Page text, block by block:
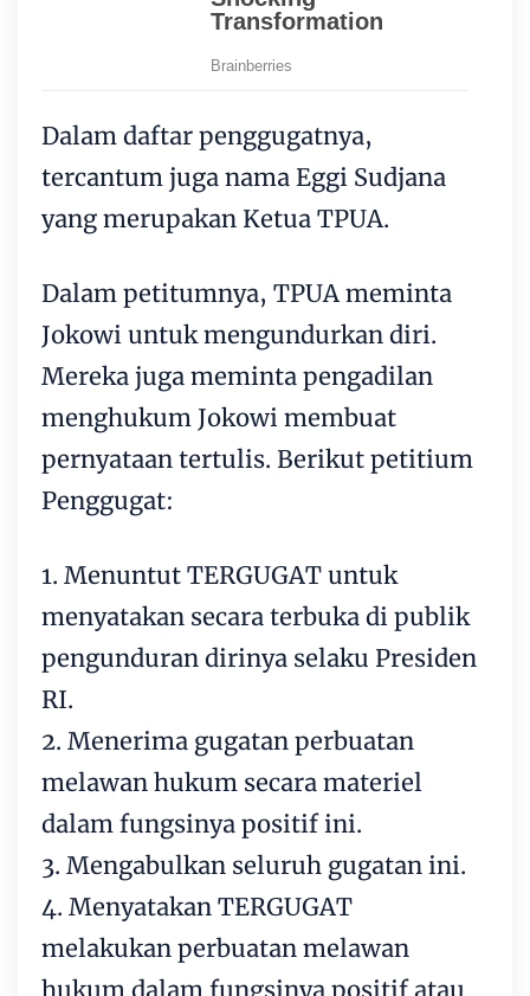
Dalam daftar penggugatnya,
tercantum juga nama Eggi Sudjana
yang merupakan Ketua TPUA.
Dalam petitumnya, TPUA meminta
Jokowi untuk mengundurkan diri.
Mereka juga meminta pengadilan
menghukum Jokowi membuat
pernyataan tertulis. Berikut petitium
Penggugat:
1. Menuntut TERGUGAT untuk
menyatakan secara terbuka di publik
pengunduran dirinya selaku Presiden
RI.
2. Menerima gugatan perbuatan
melawan hukum secara materiel
dalam fungsinya positif ini.
3. Mengabulkan seluruh gugatan ini.
4. Menyatakan TERGUGAT
melakukan perbuatan melawan
hukum dalam fungsinya positif atau